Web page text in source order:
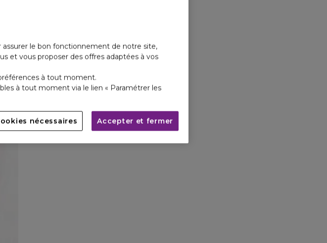
assurer le bon fonctionnement de notre site,
et vous proposer des offres adaptées à vos
à tout moment.
à tout moment via le lien « Paramétrer les
nécessaires Accepter et fermer